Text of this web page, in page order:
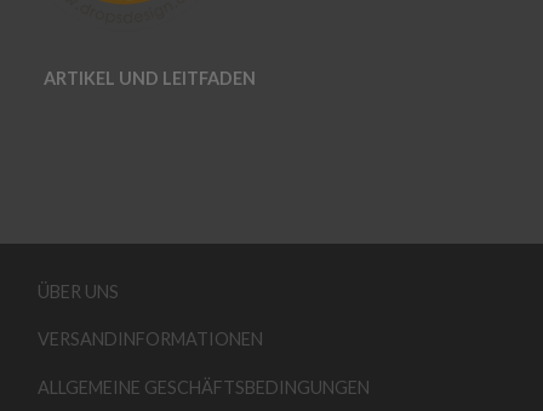
ARTIKEL UND LEITFADEN
ÜBER UNS
VERSANDINFORMATIONEN
ALLGEMEINE GESCHÄFTSBEDINGUNGEN